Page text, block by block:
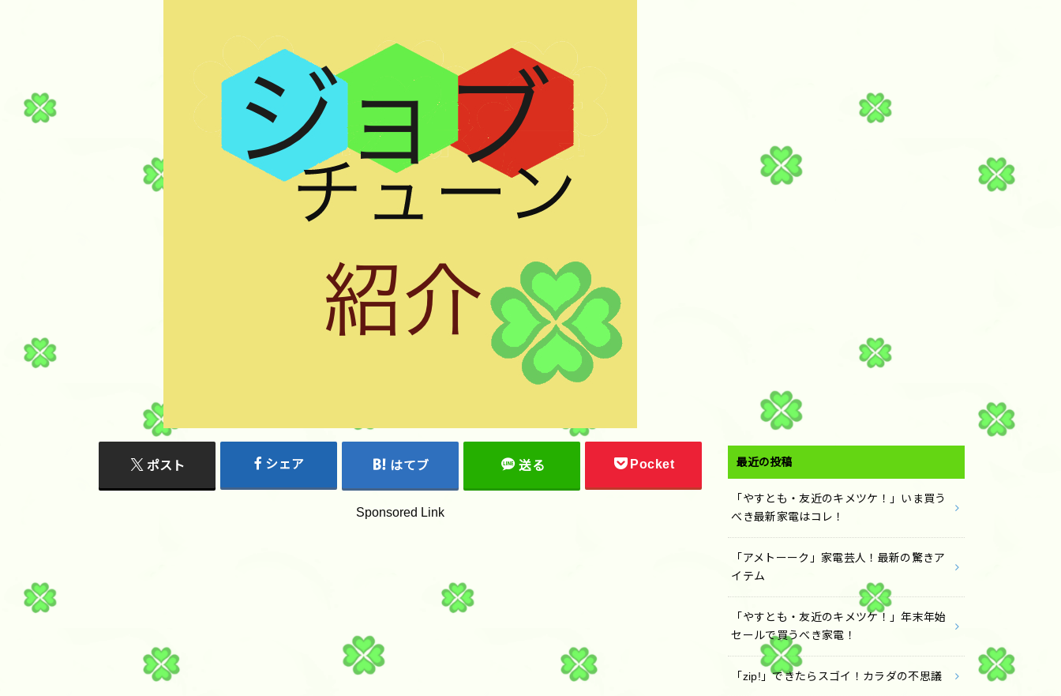
ポスト シェア はてブ 送る Pocket
Sponsored Link
最近の投稿
「やすとも・友近のキメツケ！」いま買う
べき最新家電はコレ！
「アメトーーク」家電芸人！最新の驚きア
イテム
「やすとも・友近のキメツケ！」年末年始
セールで買うべき家電！
「zip!」できたらスゴイ！カラダの不思議